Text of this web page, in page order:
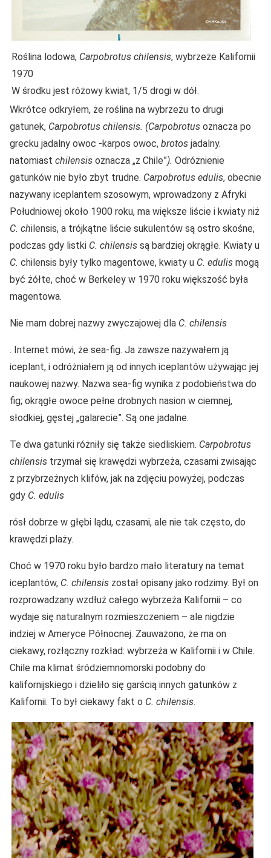
Roślina lodowa, Carpobrotus chilensis, wybrzeże Kalifornii
1970
W środku jest różowy kwiat, 1/5 drogi w dół.
Wkrótce odkryłem, że roślina na wybrzeżu to drugi
gatunek, Carpobrotus chilensis. (Carpobrotus oznacza po
grecku jadalny owoc -karpos owoc, brotos jadalny.
natomiast chilensis oznacza „z Chile”). Odróżnienie
gatunków nie było zbyt trudne. Carpobrotus edulis, obecnie
nazywany iceplantem szosowym, wprowadzony z Afryki
Południowej około 1900 roku, ma większe liście i kwiaty niż
C. chilensis, a trójkątne liście sukulentów są ostro skośne,
podczas gdy listki C. chilensis są bardziej okrągłe. Kwiaty u
C. chilensis były tylko magentowe, kwiaty u C. edulis mogą
być żółte, choć w Berkeley w 1970 roku większość była
magentowa.
Nie mam dobrej nazwy zwyczajowej dla C. chilensis
. Internet mówi, że sea-fig. Ja zawsze nazywałem ją
iceplant, i odróżniałem ją od innych iceplantów używając jej
naukowej nazwy. Nazwa sea-fig wynika z podobieństwa do
fig; okrągłe owoce pełne drobnych nasion w ciemnej,
słodkiej, gęstej „galarecie”. Są one jadalne.
Te dwa gatunki różniły się także siedliskiem. Carpobrotus
chilensis trzymał się krawędzi wybrzeża, czasami zwisając
z przybrzeżnych klifów, jak na zdjęciu powyżej, podczas
gdy C. edulis
rósł dobrze w głębi lądu, czasami, ale nie tak często, do
krawędzi plaży.
Choć w 1970 roku było bardzo mało literatury na temat
iceplantów, C. chilensis został opisany jako rodzimy. Był on
rozprowadzany wzdłuż całego wybrzeża Kalifornii – co
wydaje się naturalnym rozmieszczeniem – ale nigdzie
indziej w Ameryce Północnej. Zauważono, że ma on
ciekawy, rozłączny rozkład: wybrzeża w Kalifornii i w Chile.
Chile ma klimat śródziemnomorski podobny do
kalifornijskiego i dzieliło się garścią innych gatunków z
Kalifornii. To był ciekawy fakt o C. chilensis.